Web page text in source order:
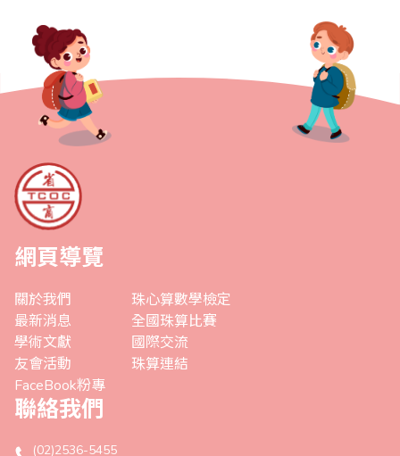
網頁導覽
關於我們
最新消息
學術文獻
友會活動
FaceBook粉專
珠心算數學檢定
全國珠算比賽
國際交流
珠算連結
聯絡我們
(02)2536-5455